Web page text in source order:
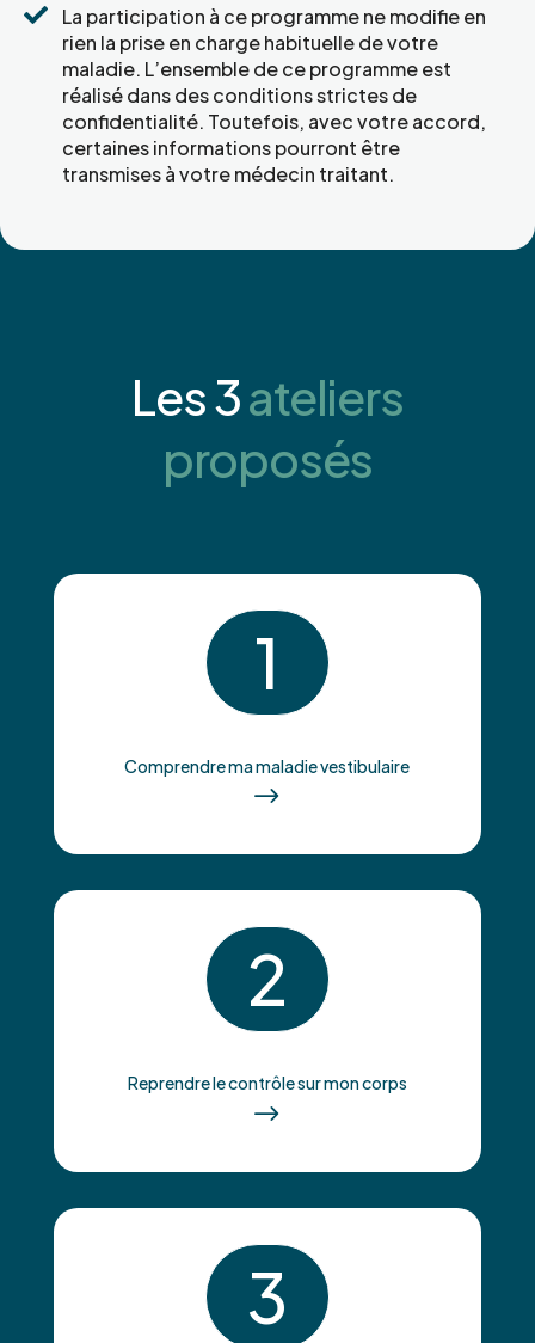

La participation à ce programme ne modifie en
rien la prise en charge habituelle de votre
maladie. L’ensemble de ce programme est
réalisé dans des conditions strictes de
confidentialité. Toutefois, avec votre accord,
certaines informations pourront être
transmises à votre médecin traitant.
Les 3ateliers
proposés
1
Comprendre ma maladie vestibulaire
$
2
Reprendre le contrôle sur mon corps
$
3